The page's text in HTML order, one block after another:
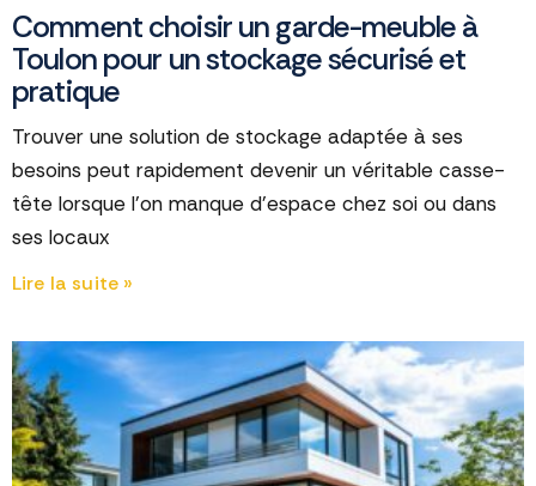
Comment choisir un garde-meuble à
Toulon pour un stockage sécurisé et
pratique
Trouver une solution de stockage adaptée à ses
besoins peut rapidement devenir un véritable casse-
tête lorsque l'on manque d'espace chez soi ou dans
ses locaux
Lire la suite »